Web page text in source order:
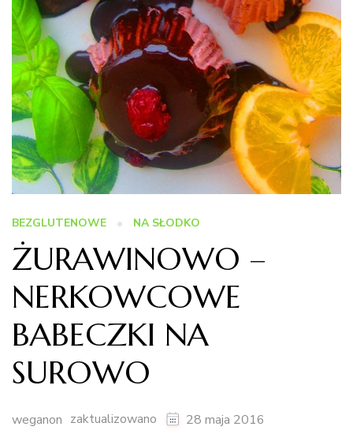
BEZGLUTENOWE NA SŁODKO
ŻURAWINOWO –
NERKOWCOWE
BABECZKI NA
SUROWO
weganon zaktualizowano 28 maja 2016